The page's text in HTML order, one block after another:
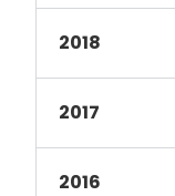
2018
2017
2016